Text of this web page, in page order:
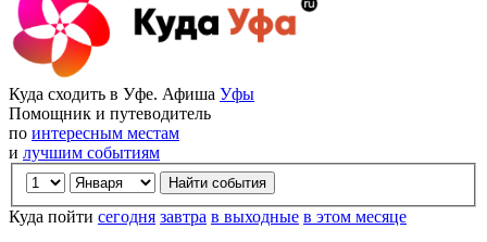
Куда сходить в Уфе. Афиша Уфы
Помощник и путеводитель
по интересным местам
и лучшим событиям
Куда пойти сегодня завтра в выходные в этом месяце